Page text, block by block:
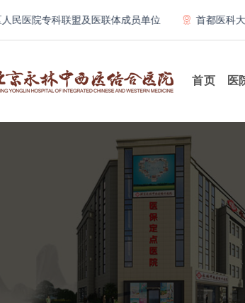
科联盟及医联体成员单位 首都医科大学附属北
首页 医